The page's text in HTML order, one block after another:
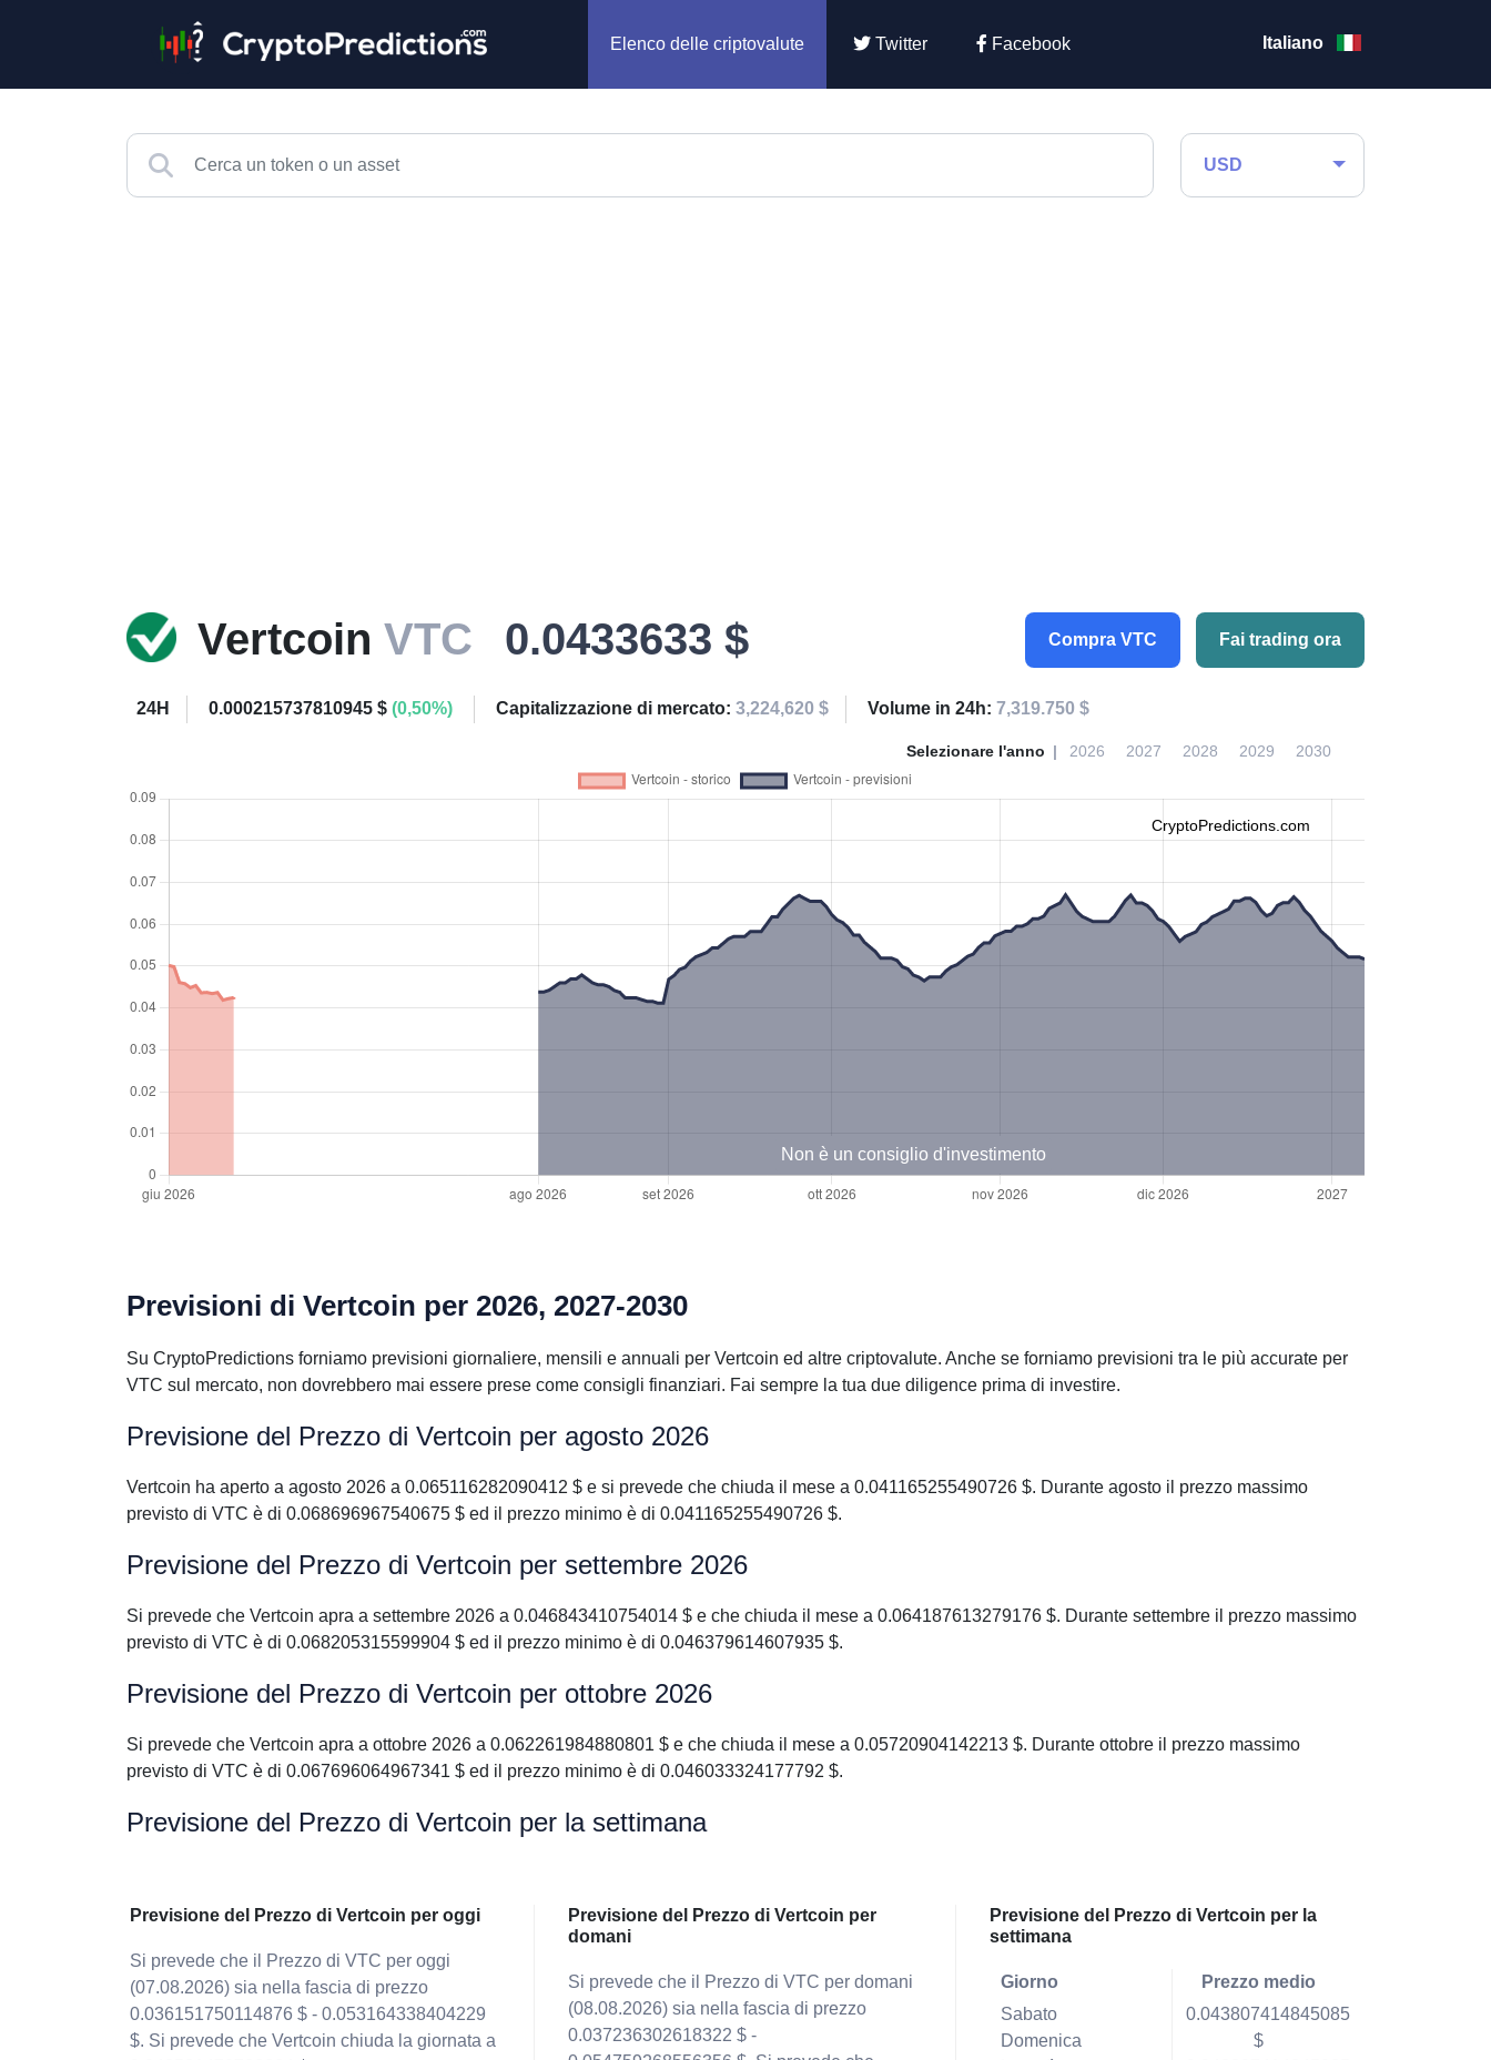
Elenco delle criptovalute Twitter Facebook Italiano
USD
Vertcoin VTC 0.0433633 $ Compra VTC Fai trading ora
24H 0.000215737810945 $ (0,50%) Capitalizzazione di mercato: 3,224,620 $ Volume in 24h: 7,319.750 $
Selezionare l'anno 2026 2027 2028 2029 2030
CryptoPredictions.com
Non è un consiglio d'investimento
Previsioni di Vertcoin per 2026, 2027-2030
Su CryptoPredictions forniamo previsioni giornaliere, mensili e annuali per Vertcoin ed altre criptovalute. Anche se forniamo previsioni tra le più accurate per
VTC sul mercato, non dovrebbero mai essere prese come consigli finanziari. Fai sempre la tua due diligence prima di investire.
Previsione del Prezzo di Vertcoin per agosto 2026
Vertcoin ha aperto a agosto 2026 a 0.065116282090412 $ e si prevede che chiuda il mese a 0.041165255490726 $. Durante agosto il prezzo massimo
previsto di VTC è di 0.068696967540675 $ ed il prezzo minimo è di 0.041165255490726 $.
Previsione del Prezzo di Vertcoin per settembre 2026
Si prevede che Vertcoin apra a settembre 2026 a 0.046843410754014 $ e che chiuda il mese a 0.064187613279176 $. Durante settembre il prezzo massimo
previsto di VTC è di 0.068205315599904 $ ed il prezzo minimo è di 0.046379614607935 $.
Previsione del Prezzo di Vertcoin per ottobre 2026
Si prevede che Vertcoin apra a ottobre 2026 a 0.062261984880801 $ e che chiuda il mese a 0.05720904142213 $. Durante ottobre il prezzo massimo
previsto di VTC è di 0.067696064967341 $ ed il prezzo minimo è di 0.046033324177792 $.
Previsione del Prezzo di Vertcoin per la settimana
Previsione del Prezzo di Vertcoin per oggi
Si prevede che il Prezzo di VTC per oggi
(07.08.2026) sia nella fascia di prezzo
0.036151750114876 $ - 0.053164338404229
$. Si prevede che Vertcoin chiuda la giornata a
Previsione del Prezzo di Vertcoin per
domani
Si prevede che il Prezzo di VTC per domani
(08.08.2026) sia nella fascia di prezzo
0.037236302618322 $ -
Previsione del Prezzo di Vertcoin per la
settimana
Giorno
Sabato
Domenica
Prezzo medio
0.043807414845085
$